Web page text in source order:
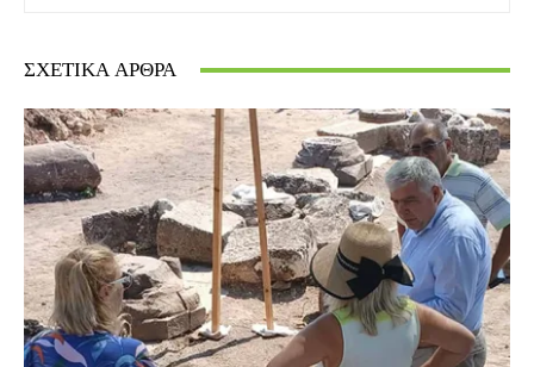
ΣΧΕΤΙΚΆ ΆΡΘΡΑ